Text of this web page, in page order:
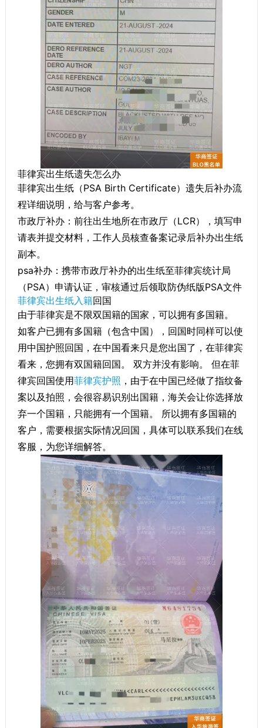
菲律宾出生纸遗失怎么办
菲律宾出生纸（PSA Birth Certificate）遗失后补办流
程详细说明，给与客户参考。
市政厅补办：前往出生地所在市政厅（LCR），填写申
请表并提交材料，工作人员核查备案记录后补办出生纸
副本。
psa补办：携带市政厅补办的出生纸至菲律宾统计局
（PSA）申请认证，审核通过后领取防伪纸版PSA文件
菲律宾出生纸入籍回国
由于菲律宾是不限双国籍的国家，可以拥有多国籍。
如客户已拥有多国籍（包含中国），回国时同样可以使
用中国护照回国，在中国看来只是您出国了，在菲律宾
看来，您拥有双国籍回国。 双方并没有影响。 但在菲
律宾回国使用菲律宾护照 ，由于在中国已经做了指纹备
案以及拍照，会很容易识别出国籍，海关会让你选择放
弃一个国籍，只能拥有一个国籍。 所以拥有多国籍的
客户，需要根据实际情况回国，具体可以联系我们在线
客服，为您详细解答。